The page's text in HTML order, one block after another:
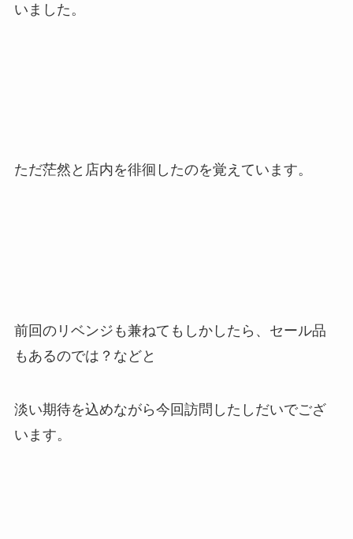
いました。
ただ茫然と店内を徘徊したのを覚えています。
前回のリベンジも兼ねてもしかしたら、セール品
もあるのでは？などと
淡い期待を込めながら今回訪問したしだいでござ
います。